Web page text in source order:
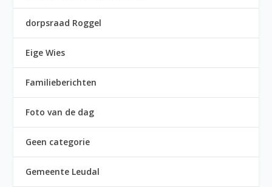
dorpsraad Roggel
Eige Wies
Familieberichten
Foto van de dag
Geen categorie
Gemeente Leudal